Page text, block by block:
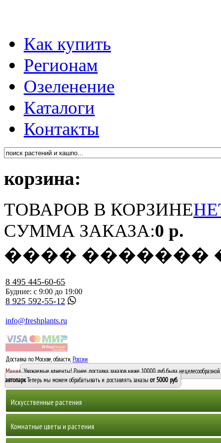
Как купить
Регионам
Озеленение
Каталоги
Контакты
корзина:
ТОВАРОВ В КОРЗИНЕ
СУММА ЗАКАЗА:0 р.
���� �������
8 495 445-60-65
Будние: с 9:00 до 19:00
8 925 592-55-12
info@freshplants.ru
Доставка по Москве, области, России
Минимальный заказ -10 0005000 руб.
Уважаемые клиенты! Ранее доставка заказов ниже 10000 руб. была
автопарк. Теперь мы можем обрабатывать и доставлять заказы от 5000 руб.
Искусственные растения
Горшечные растения, кусты и мох
Комнатные цветы и растения